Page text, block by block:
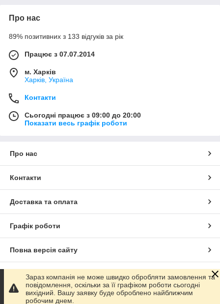
Буси на нитці, керамічні та акрилові буси
унікальних прикрас.
все необхідне для шиття, від голок до
Гачки та спиці для в'язання
яких проєктів.
Нитки мулине та Ірис: різноманітні
кольори для вишивки та інших видів
рішення для зберігання ваших
Паєтки, ювелірні троси, п’яльця
Схеми для вишивки
Фурнітура для біжутерії, булавки,
Манекени пластикові та портновські
демонстрації виробів.
Декор та багато іншого: додаткові
матеріали для завершення ваших
Про нас
89% позитивних з 133 відгуків за рік
Працює з 07.07.2014
м. Харків
Харків, Україна
Контакти
Сьогодні працює з 09:00 до 20:00
Показати весь графік роботи
Про нас
Контакти
Доставка та оплата
Графік роботи
Повна версія сайту
Сайт створено на маркетплейсіProm.ua
Політика конфіденційності
Зараз компанія не може швидко обробляти замовлення та
повідомлення, оскільки за її графіком роботи сьогодні
вихідний. Вашу заявку буде оброблено найближчим
робочим днем.